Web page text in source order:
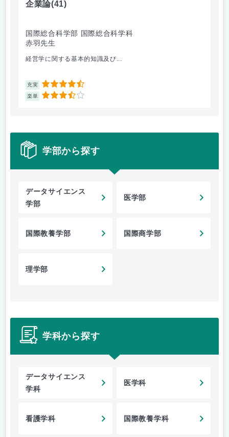
企業論(41)
国際総合科学部 国際総合科学科
赤羽先生
経営学に関する基本的知識及び...
充実 4.5
楽単 3.5
学部から探す
データサイエンス
学部
医学部
国際教養学部 国際商学部
理学部
学科から探す
データサイエンス
学科
医学科
看護学科 国際教養学科